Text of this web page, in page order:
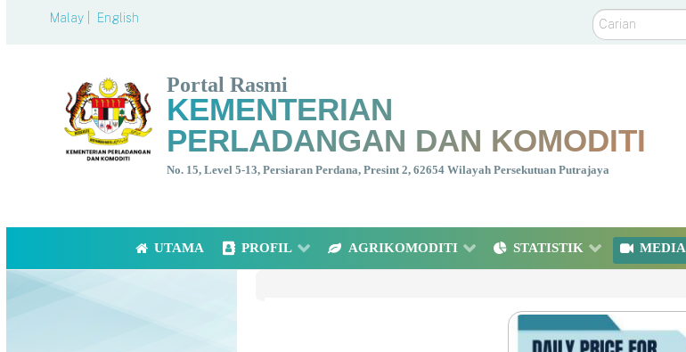
Malay | English Carian
Portal Rasmi
KEMENTERIAN
PERLADANGAN DAN KOMODITI
No. 15, Level 5-13, Persiaran Perdana, Presint 2, 62654 Wilayah Persekutuan Putrajaya
UTAMA PROFIL AGRIKOMODITI STATISTIK MEDIA